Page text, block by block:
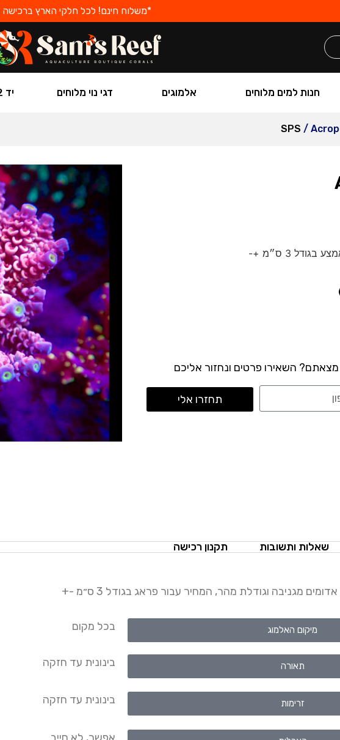
*משלוח חינם! לכל חלקי הארץ ברכישה מעל
חנות למים מלוחים אלמוגים דגי נוי מלוחים יד 2
SPS /
3 ס״מ +-
השאירו פרטים ונחזור אליכם
תחזרו אלי
שאלות ותשובות תקנון רכישה
מגניבה וגודלת מהר, המחיר עבור פראג בגודל 3 ס״מ -+
מיקום האלמוג בכל מקום
תאורה בינונית עד חזקה
זרימות בינונית עד חזקה